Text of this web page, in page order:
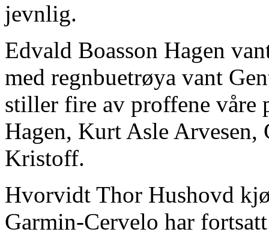
jevnlig.
Edvald Boasson Hagen
med regnbuetrøya vant
stiller fire av proffene våre
Hagen, Kurt Asle Arvesen,
Kristoff.
Hvorvidt Thor Hushovd
Garmin-Cervelo har